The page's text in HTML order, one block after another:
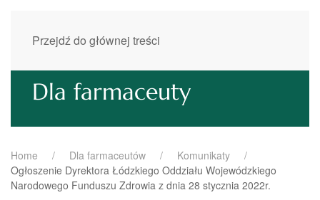
Przejdź do głównej treści
Dla farmaceuty
Home Dla farmaceutów
Komunikaty
Ogłoszenie Dyrektora Łódzkiego Oddziału Wojewódzkiego
Narodowego Funduszu Zdrowia z dnia 28 stycznia 2022r.